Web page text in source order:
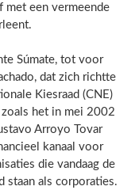
met een vermeende
Súmate, tot voor
dat zich richtte
Kiesraad (CNE)
het in mei 2002
Arroyo Tovar
kanaal voor
die vandaag de
staan als corporaties.